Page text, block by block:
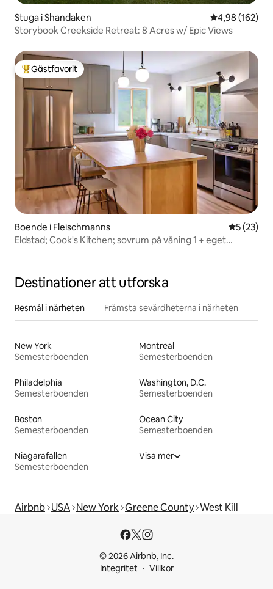
Stuga i Shandaken 4,98 av 5 i
4,98 (162)
Storybook Creekside Retreat: 8 Acres w/ Epic Views
Populär gästfavorit
Gästfavorit
Boende i Fleischmanns 5 av 5 i
5 (23)
Eldstad; Cook's Kitchen; sovrum på våning 1 + eget
Destinationer att utforska
Resmål i närheten Främsta sevärdheterna i närheten
New York
Semesterboenden
Montreal
Semesterboenden
Philadelphia
Semesterboenden
Washington, D.C.
Semesterboenden
Boston
Semesterboenden
Ocean City
Semesterboenden
Niagarafallen
Semesterboenden
Visa mer
Airbnb USA New York Greene County West Kill
© 2026 Airbnb, Inc.
Integritet
Villkor